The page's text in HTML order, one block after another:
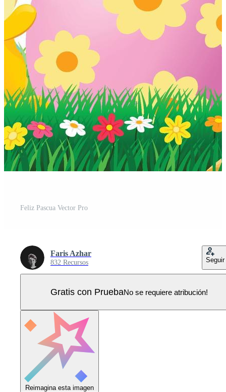
Feliz Pascua Vector Pro
Faris Azhar
832 Recursos Seguir
Gratis con PruebaNo se requiere atribución!
Reimagina esta imagen